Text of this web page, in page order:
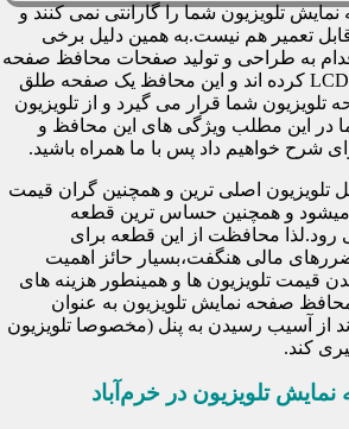
تلویزیون شما را گارانتی نمی کنند و
تعمیر هم نیست.به همین دلیل برخی
به طراحی و تولید صفحات محافظ صفحه
نمایش تلویزیون LED و LCD کرده اند و این محافظ یک صفحه طلق
شما قرار می گیرد و از تلویزیون
در این مطلب ویژگی های این محافظ و
شرح خواهیم داد پس با ما همراه باشید.
تلویزیون اصلی ترین و همچنین گران قیمت
و همچنین حساس ترین قطعه
رود.لذا محافظت از این قطعه برای
مالی هنگفت،بسیار حائز اهمیت
قیمت تلویزیون ها و همینطور هزینه های
صفحه نمایش تلویزیون به عنوان
از آسیب رسیدن به پنل (مخصوصا تلویزیون
تلویزیون در خرم‌آباد